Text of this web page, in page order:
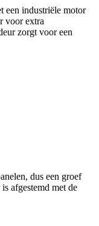
een industriële motor
voor extra
zorgt voor een
dus een groef
afgestemd met de